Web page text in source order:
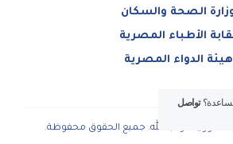
الصحة والسكان
الأطباء المصرية
هيئة الدواء المصرية
تواصل